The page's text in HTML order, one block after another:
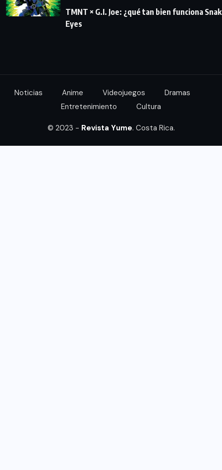
TMNT × G.I. Joe: ¿qué tan bien funciona
Eyes
Noticias Anime Videojuegos
Dramas
Entretenimiento
Cultura
© 2023 - Revista Yume. Costa Rica.